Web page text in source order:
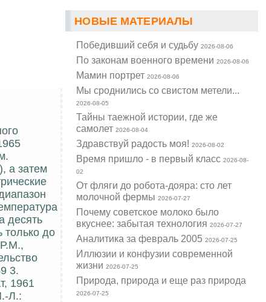
НОВЫЕ МАТЕРИАЛЫ
Победивший себя и судьбу2026-08-06
По законам военного времени2026-08-06
Мамин портрет2026-08-06
Мы сроднились со свистом метели...
2026-08-05
Тайны таежной истории, где же
самолет2026-08-04
Здравствуй радость моя!2026-08-02
Время пришло - в первый класс2026-08-
02
От фляги до робота-дояра: сто лет
молочной фермы2026-07-27
Почему советское молоко было
вкуснее: забытая технология2026-07-27
Аналитика за февраль 20052026-07-25
Иллюзии и конфузии современной
жизни2026-07-25
Природа, природа и еще раз природа
2026-07-25
а затем
десять
только до
3.
1961
Л.: